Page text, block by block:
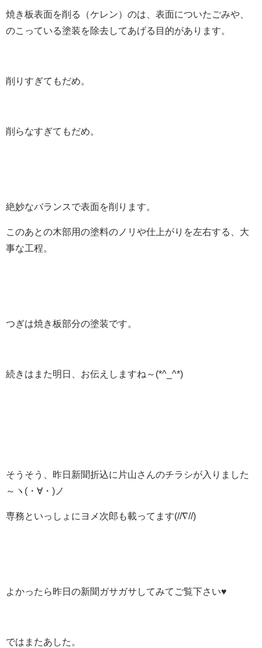
焼き板表面を削る（ケレン）のは、表面についたごみや、
のこっている塗装を除去してあげる目的があります。
削りすぎてもだめ。
削らなすぎてもだめ。
絶妙なバランスで表面を削ります。
このあとの木部用の塗料のノリや仕上がりを左右する、大
事な工程。
つぎは焼き板部分の塗装です。
続きはまた明日、お伝えしますね～(*^_^*)
そうそう、昨日新聞折込に片山さんのチラシが入りました
～ヽ(・∀・)ノ
専務といっしょにヨメ次郎も載ってます(//∇//)
よかったら昨日の新聞ガサガサしてみてご覧下さい♥
ではまたあした。